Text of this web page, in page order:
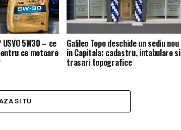
5W30 – ce
ce motoare
Galileo Topo deschide un sediu nou
in Capitala: cadastru, intabulare si
trasari topografice
SI TU